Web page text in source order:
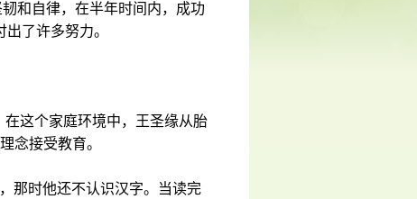
和自律，在半年时间内，成功
了许多努力。
这个家庭环境中，王圣缘从胎
念接受教育。
那时他还不认识汉字。当读完